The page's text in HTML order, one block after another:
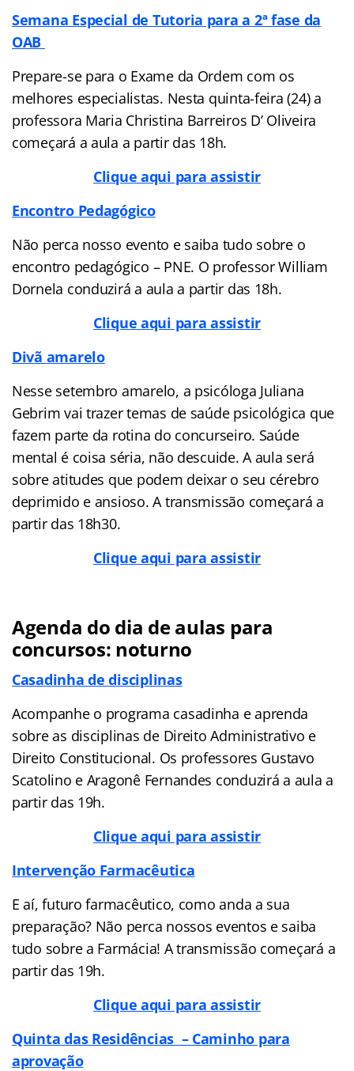
Semana Especial de Tutoria para a 2ª fase da
OAB
Prepare-se para o Exame da Ordem com os
melhores especialistas. Nesta quinta-feira (24) a
professora Maria Christina Barreiros D’ Oliveira
começará a aula a partir das 18h.
Clique aqui para assistir
Encontro Pedagógico
Não perca nosso evento e saiba tudo sobre o
encontro pedagógico – PNE. O professor William
Dornela conduzirá a aula a partir das 18h.
Clique aqui para assistir
Divã amarelo
Nesse setembro amarelo, a psicóloga Juliana
Gebrim vai trazer temas de saúde psicológica que
fazem parte da rotina do concurseiro. Saúde
mental é coisa séria, não descuide. A aula será
sobre atitudes que podem deixar o seu cérebro
deprimido e ansioso. A transmissão começará a
partir das 18h30.
Clique aqui para assistir
Agenda do dia de aulas para
concursos: noturno
Casadinha de disciplinas
Acompanhe o programa casadinha e aprenda
sobre as disciplinas de Direito Administrativo e
Direito Constitucional. Os professores Gustavo
Scatolino e Aragonê Fernandes conduzirá a aula a
partir das 19h.
Clique aqui para assistir
Intervenção Farmacêutica
E aí, futuro farmacêutico, como anda a sua
preparação? Não perca nossos eventos e saiba
tudo sobre a Farmácia! A transmissão começará a
partir das 19h.
Clique aqui para assistir
Quinta das Residências – Caminho para
aprovação